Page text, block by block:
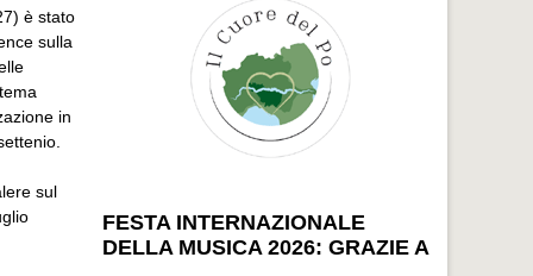
è stato
sulla
in
sul
FESTA INTERNAZIONALE
DELLA MUSICA 2026: GRAZIE A